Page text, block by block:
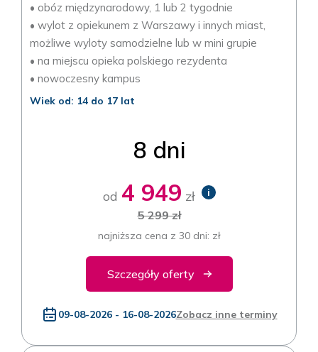
• obóz międzynarodowy, 1 lub 2 tygodnie
• wylot z opiekunem z Warszawy i innych miast,
możliwe wyloty samodzielne lub w mini grupie
• na miejscu opieka polskiego rezydenta
• nowoczesny kampus
Wiek od: 14 do 17 lat
8 dni
od 4 949 zł i
5 299 zł
najniższa cena z 30 dni: zł
Szczegóły oferty
09-08-2026 - 16-08-2026Zobacz inne terminy